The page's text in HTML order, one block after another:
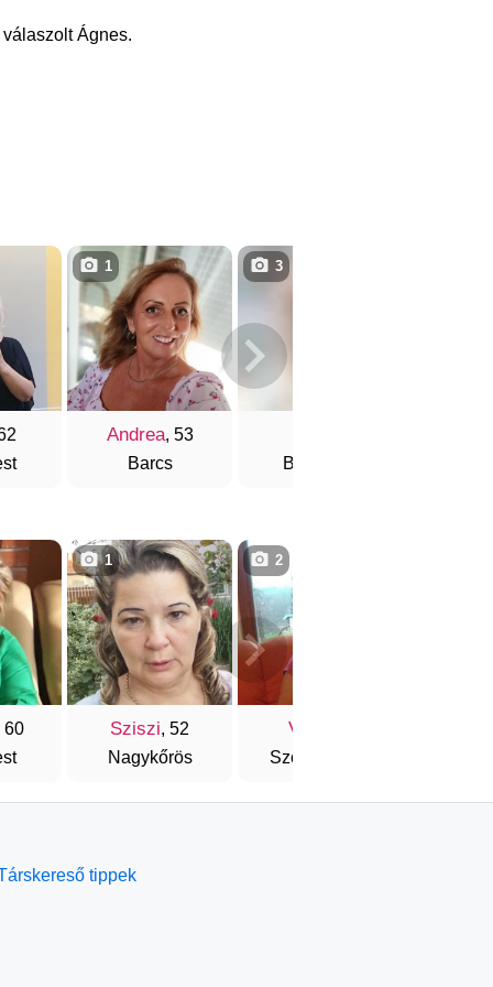
Ágnes.
Andrea, 53
Barcs
1
Budapest
3
60
Sziszi, 52
Nagykőrös
1
Vica
Szombathely
2
tippek